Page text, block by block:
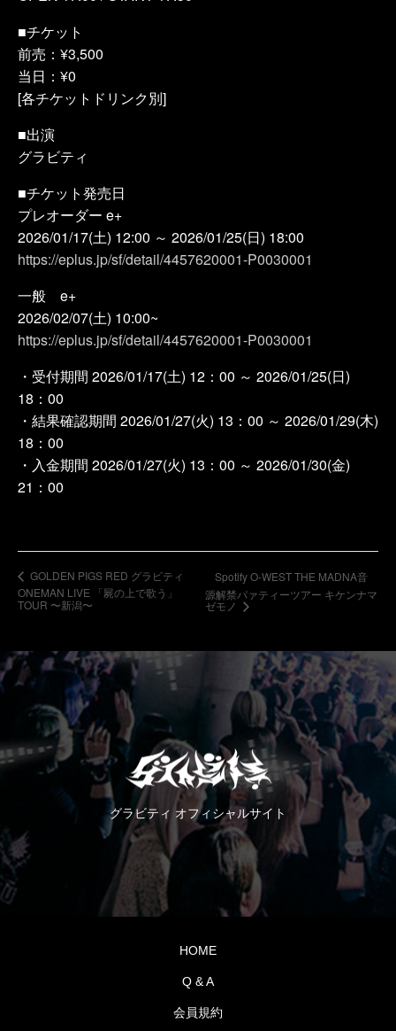
■チケット
前売：¥3,500
当日：¥0
[各チケットドリンク別]
■出演
グラビティ
■チケット発売日
プレオーダー e+
2026/01/17(土) 12:00 ～ 2026/01/25(日) 18:00
https://eplus.jp/sf/detail/4457620001-P0030001
一般 e+
2026/02/07(土) 10:00~
https://eplus.jp/sf/detail/4457620001-P0030001
・受付期間 2026/01/17(土) 12：00 ～ 2026/01/25(日)
18：00
・結果確認期間 2026/01/27(火) 13：00 ～ 2026/01/29(木)
18：00
・入金期間 2026/01/27(火) 13：00 ～ 2026/01/30(金)
21：00
GOLDEN PIGS RED グラビティ
ONEMAN LIVE 「屍の上で歌う」
TOUR 〜新潟〜
Spotify O-WEST THE MADNA音
源解禁パァティーツアー キケンナマ
ゼモノ
グラビティ オフィシャルサイト
HOME
Q & A
会員規約